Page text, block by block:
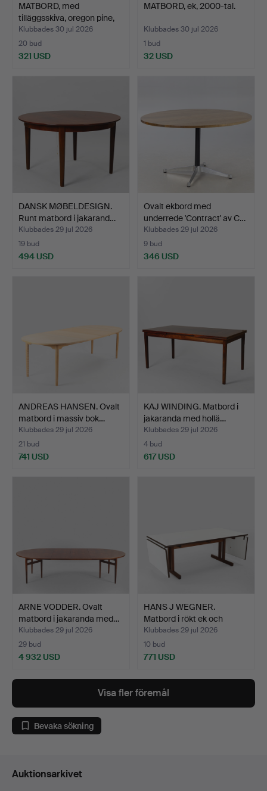
MATBORD, med
tilläggsskiva, oregon pine,
1…
Klubbades 30 jul 2026
20 bud
321 USD
MATBORD, ek, 2000-tal.
Klubbades 30 jul 2026
1 bud
32 USD
DANSK MØBELDESIGN.
Runt matbord i jakarand…
Klubbades 29 jul 2026
19 bud
494 USD
Ovalt ekbord med
underrede 'Contract' av C…
Klubbades 29 jul 2026
9 bud
346 USD
ANDREAS HANSEN. Ovalt
matbord i massiv bok…
Klubbades 29 jul 2026
21 bud
741 USD
KAJ WINDING. Matbord i
jakaranda med hollä…
Klubbades 29 jul 2026
4 bud
617 USD
ARNE VODDER. Ovalt
matbord i jakaranda med…
Klubbades 29 jul 2026
29 bud
4 932 USD
HANS J WEGNER.
Matbord i rökt ek och
skiva…
Klubbades 29 jul 2026
10 bud
771 USD
Visa fler föremål
Bevaka sökning
Auktionsarkivet